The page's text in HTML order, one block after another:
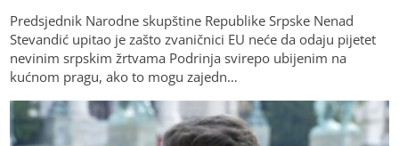
Predsjednik Narodne skupštine Republike Srpske Nenad
Stevandić upitao je zašto zvaničnici EU neće da odaju pijetet
nevinim srpskim žrtvama Podrinja svirepo ubijenim na
kućnom pragu, ako to mogu zajedn…